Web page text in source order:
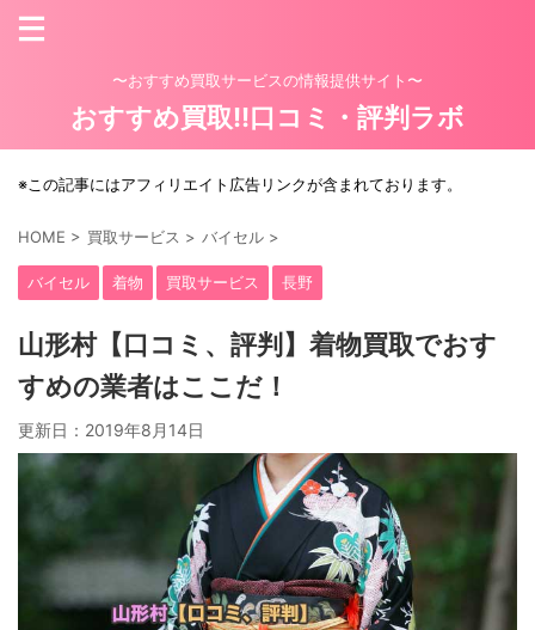
〜おすすめ買取サービスの情報提供サイト〜
おすすめ買取!!口コミ・評判ラボ
※この記事にはアフィリエイト広告リンクが含まれております。
HOME > 買取サービス > バイセル >
バイセル 着物 買取サービス 長野
山形村【口コミ、評判】着物買取でおす
すめの業者はここだ！
更新日： 2019年8月14日